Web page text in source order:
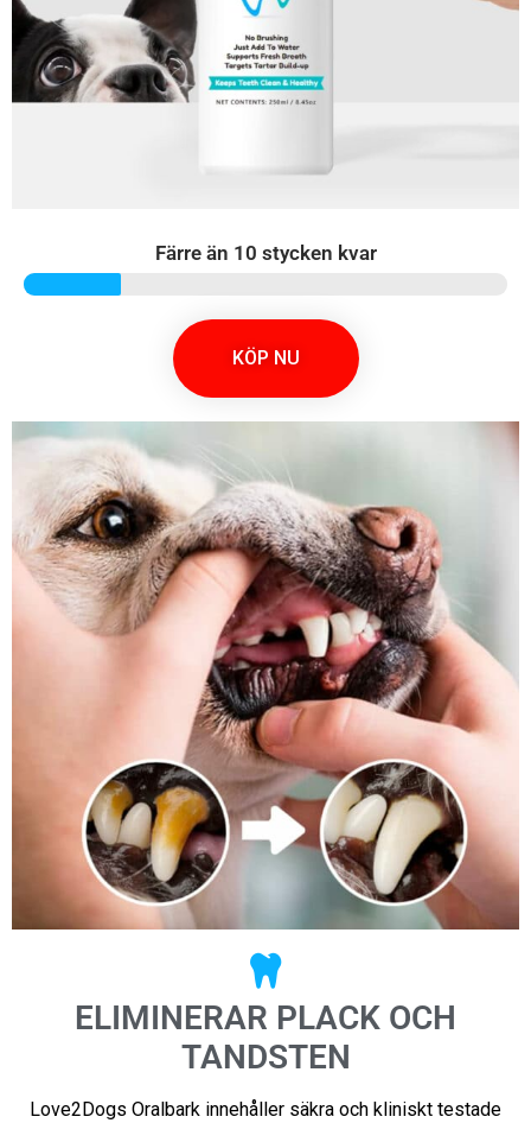
Färre än 10 stycken kvar
KÖP NU
ELIMINERAR PLACK OCH
TANDSTEN
Love2Dogs Oralbark innehåller säkra och kliniskt testade